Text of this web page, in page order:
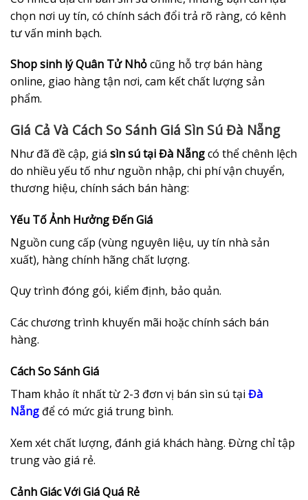
chọn nơi uy tín, có chính sách đổi trả rõ ràng, có kênh
tư vấn minh bạch.
Shop sinh lý Quân Tử Nhỏcũng hỗ trợ bán hàng
online, giao hàng tận nơi, cam kết chất lượng sản
phẩm.
Giá Cả Và Cách So Sánh Giá Sìn Sú Đà Nẵng
Như đã đề cập, giá sìn sú tại Đà Nẵngcó thể chênh lệch
do nhiều yếu tố như nguồn nhập, chi phí vận chuyển,
thương hiệu, chính sách bán hàng:
Yếu Tố Ảnh Hưởng Đến Giá
Nguồn cung cấp (vùng nguyên liệu, uy tín nhà sản
xuất), hàng chính hãng chất lượng.
Quy trình đóng gói, kiểm định, bảo quản.
Các chương trình khuyến mãi hoặc chính sách bán
hàng.
Cách So Sánh Giá
Tham khảo ít nhất từ 2-3 đơn vị bán sìn sú tại Đà
Nẵng để có mức giá trung bình.
Xem xét chất lượng, đánh giá khách hàng. Đừng chỉ tập
trung vào giá rẻ.
Cảnh Giác Với Giá Quá Rẻ